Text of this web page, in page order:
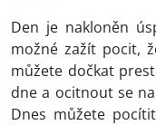
Den je nakloněn
možné zažít pocit,
můžete dočkat
dne a ocitnout se
Dnes můžete